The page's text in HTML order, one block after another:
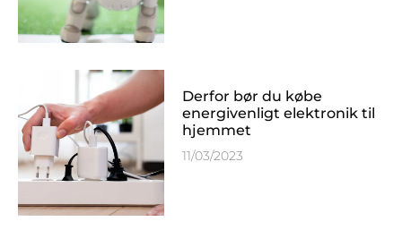
Derfor bør du købe
energivenligt elektronik til
hjemmet
11/03/2023